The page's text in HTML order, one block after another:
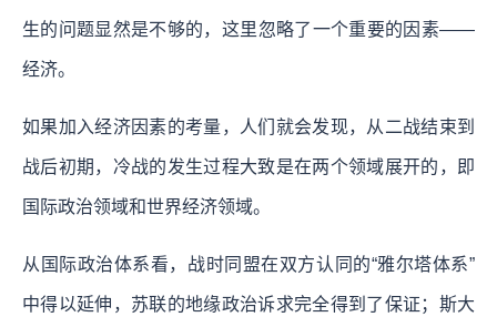
生的问题显然是不够的，这里忽略了一个重要的因素——
经济。
如果加入经济因素的考量，人们就会发现，从二战结束到
战后初期，冷战的发生过程大致是在两个领域展开的，即
国际政治领域和世界经济领域。
从国际政治体系看，战时同盟在双方认同的“雅尔塔体系”
中得以延伸，苏联的地缘政治诉求完全得到了保证；斯大